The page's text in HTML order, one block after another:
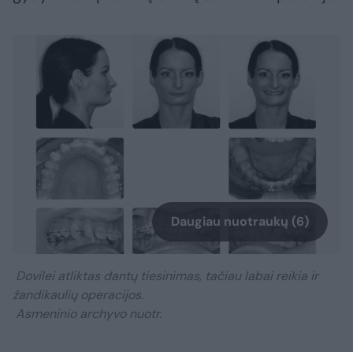
Daugiau nuotraukų (6)
Dovilei atliktas dantų tiesinimas, tačiau labai reikia ir
žandikaulių operacijos.
Asmeninio archyvo nuotr.